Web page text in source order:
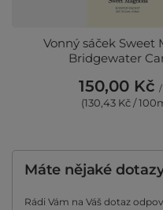
Vonný sáček Sweet
Bridgewater
150,00 Kč /
(130,43 Kč /
Máte nějaké
Rádi Vám na Váš dotaz